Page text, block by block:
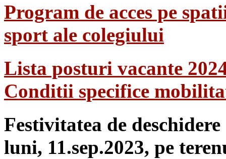
Program de acces pe
sport ale colegiului
Lista posturi vacante
Conditii specifice
Festivitatea de
luni, 11.sep.2023, pe